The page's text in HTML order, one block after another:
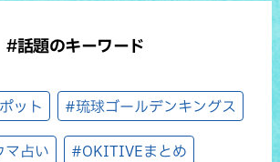
#話題のキーワード
ット #琉球ゴールデンキングス
マ占い #OKITIVEまとめ